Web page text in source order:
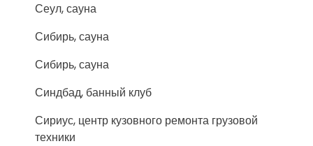
Сеул, сауна
Сибирь, сауна
Сибирь, сауна
Синдбад, банный клуб
Сириус, центр кузовного ремонта грузовой
техники